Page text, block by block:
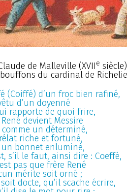
de Malleville (XVIIe
du cardinal de
(Coiffé) d’un froc bien rafiné,
d’un doyenné
rapporte de quoi frire,
René devient Messire
comme un déterminé,
riche et fortuné,
un bonnet enluminé,
s’il le faut, ainsi dire : Coeffé,
pas que frère René
mérite soit orné ;
soit docte, qu’il scache écrire,